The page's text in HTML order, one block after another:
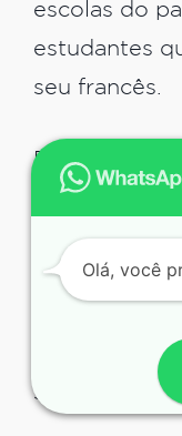
escolas do
estudantes
seu francês.
Estudantes
preferência
de visto,
para treinar
solicitado
se encaixam
Olá, você